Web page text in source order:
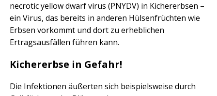
necrotic yellow dwarf virus (PNYDV) in Kichererbsen –
ein Virus, das bereits in anderen Hülsenfrüchten wie
Erbsen vorkommt und dort zu erheblichen
Ertragsausfällen führen kann.
Kichererbse in Gefahr!
Die Infektionen äußerten sich beispielsweise durch